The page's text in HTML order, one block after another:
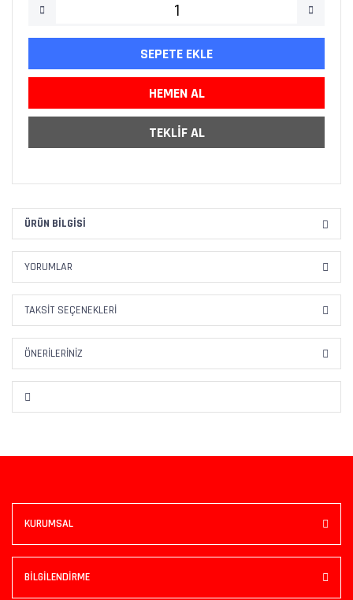
SEPETE EKLE
HEMEN AL
TEKLİF AL
ÜRÜN BILGISI
YORUMLAR
TAKSIT SEÇENEKLERI
ÖNERILERINIZ
KURUMSAL
BİLGİLENDİRME